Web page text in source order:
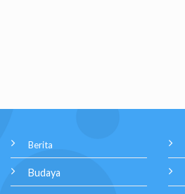
Berita
Budaya